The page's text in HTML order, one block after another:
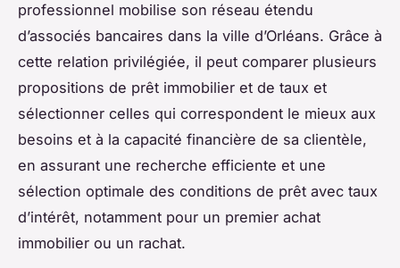
professionnel mobilise son réseau étendu
d’associés bancaires dans la ville d’Orléans. Grâce à
cette relation privilégiée, il peut comparer plusieurs
propositions de prêt immobilier et de taux et
sélectionner celles qui correspondent le mieux aux
besoins et à la capacité financière de sa clientèle,
en assurant une recherche efficiente et une
sélection optimale des conditions de prêt avec taux
d’intérêt, notamment pour un premier achat
immobilier ou un rachat.